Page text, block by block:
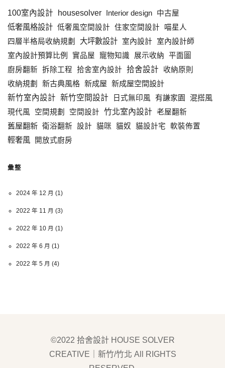
100室內設計 housesolver Interior design 中古屋
低奢風格設計 低奢風空間設計 住家空間設計
喵星人
四層半格局收納規劃
大坪數設計 室內設計 室內設計師
室內設計預算比例
實品屋 寵物知識 展示收納
平面圖
廚房翻新
拆除工程 拾舍室內設計 拾舍設計
收納原則
收納規劃
新古典風格 新成屋 新成屋空間設計
新竹室內設計 新竹空間設計 日式無印風 有謙家園 混搭風
現代風 空間規劃 空間設計 竹北室內設計 老屋翻新
舊屋翻新 衛浴翻新 設計 貓咪 貓奴 貓設計宅 軟裝佈置
輕奢風 開放式廚房
彙整
2024 年 12 月 (1)
2022 年 11 月 (3)
2022 年 10 月 (1)
2022 年 6 月 (1)
2022 年 5 月 (4)
©2022 拾舍設計 HOUSE SOLVER
CREATIVE｜新竹/竹北 All RIGHTS